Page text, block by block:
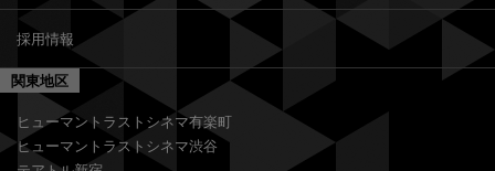
採用情報
関東地区
ヒューマントラストシネマ有楽町
ヒューマントラストシネマ渋谷